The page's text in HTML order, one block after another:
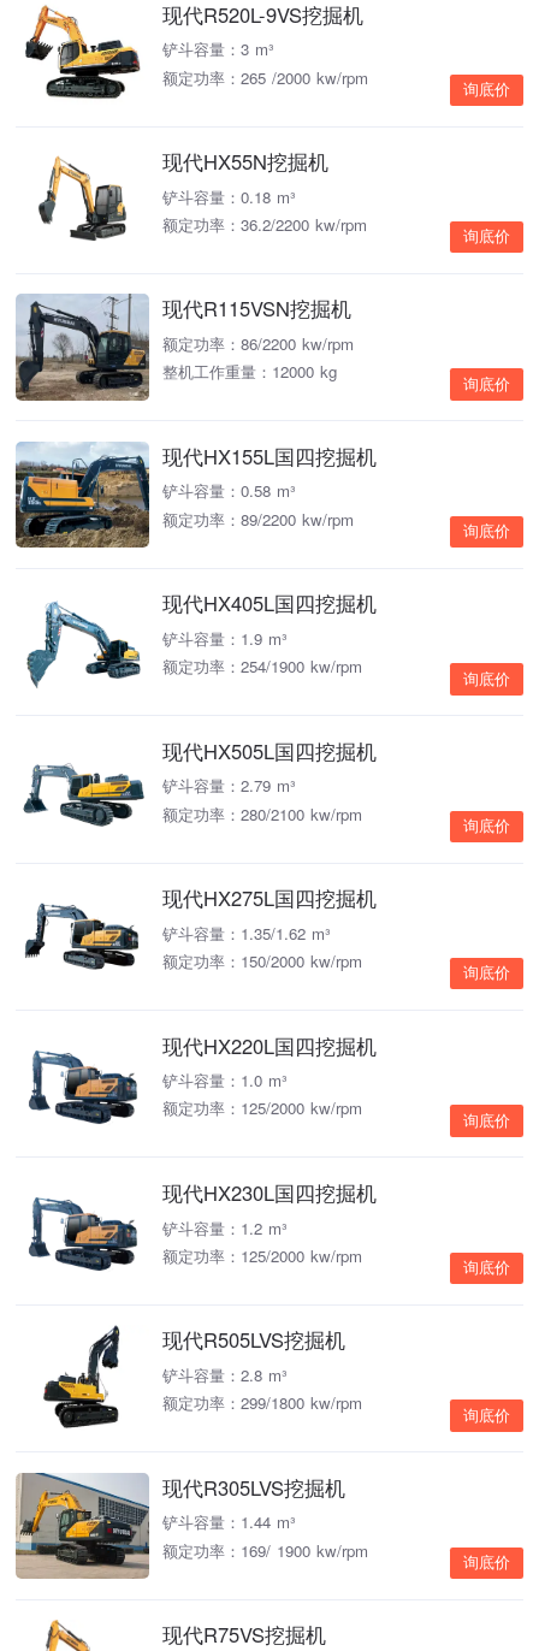
现代R520L-9VS挖掘机
铲斗容量：3 m³
额定功率：265 /2000 kw/rpm
询底价
现代HX55N挖掘机
铲斗容量：0.18 m³
额定功率：36.2/2200 kw/rpm
询底价
现代R115VSN挖掘机
额定功率：86/2200 kw/rpm
整机工作重量：12000 kg
询底价
现代HX155L国四挖掘机
铲斗容量：0.58 m³
额定功率：89/2200 kw/rpm
询底价
现代HX405L国四挖掘机
铲斗容量：1.9 m³
额定功率：254/1900 kw/rpm
询底价
现代HX505L国四挖掘机
铲斗容量：2.79 m³
额定功率：280/2100 kw/rpm
询底价
现代HX275L国四挖掘机
铲斗容量：1.35/1.62 m³
额定功率：150/2000 kw/rpm
询底价
现代HX220L国四挖掘机
铲斗容量：1.0 m³
额定功率：125/2000 kw/rpm
询底价
现代HX230L国四挖掘机
铲斗容量：1.2 m³
额定功率：125/2000 kw/rpm
询底价
现代R505LVS挖掘机
铲斗容量：2.8 m³
额定功率：299/1800 kw/rpm
询底价
现代R305LVS挖掘机
铲斗容量：1.44 m³
额定功率：169/ 1900 kw/rpm
询底价
现代R75VS挖掘机